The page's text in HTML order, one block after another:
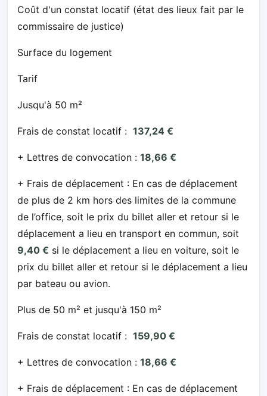
Coût d'un constat locatif (état des lieux fait par le
commissaire de justice)
Surface du logement
Tarif
Jusqu'à 50 m²
Frais de constat locatif : 137,24 €
+ Lettres de convocation : 18,66 €
+ Frais de déplacement : En cas de déplacement
de plus de 2 km hors des limites de la commune
de l’office, soit le prix du billet aller et retour si le
déplacement a lieu en transport en commun, soit
9,40 € si le déplacement a lieu en voiture, soit le
prix du billet aller et retour si le déplacement a lieu
par bateau ou avion.
Plus de 50 m² et jusqu'à 150 m²
Frais de constat locatif : 159,90 €
+ Lettres de convocation : 18,66 €
+ Frais de déplacement : En cas de déplacement